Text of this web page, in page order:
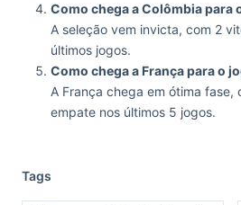
Como chega a Colômbia para
A seleção vem invicta, com 2
últimos jogos.
Como chega a França para o
A França chega em ótima fase,
empate nos últimos 5 jogos.
Tags